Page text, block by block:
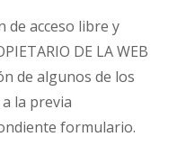
de acceso libre y
DE LA WEB
de algunos de los
la previa
formulario.